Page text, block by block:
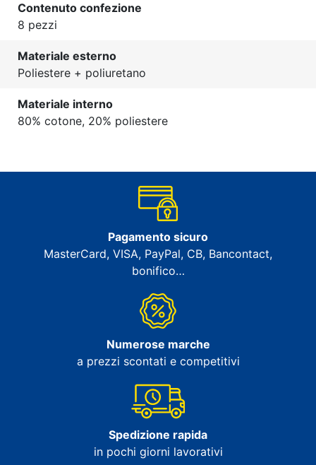
Contenuto confezione
8 pezzi
Materiale esterno
Poliestere + poliuretano
Materiale interno
80% cotone, 20% poliestere
Pagamento sicuro
MasterCard, VISA, PayPal, CB, Bancontact,
bonifico…
Numerose marche
a prezzi scontati e competitivi
Spedizione rapida
in pochi giorni lavorativi